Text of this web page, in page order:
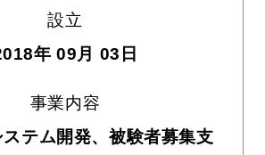
設立
年 09月 03日
事業内容
テム開発、被験者募集支